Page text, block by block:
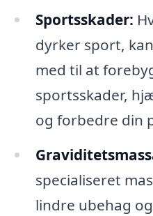
Sportsskader:
dyrker sport,
med til at
sportsskader,
og forbedre din
specialiseret
lindre ubehag